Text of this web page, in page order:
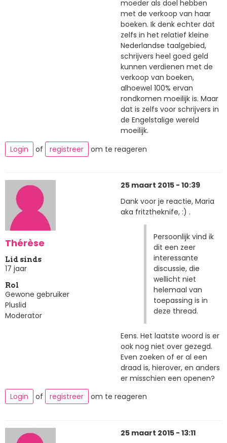
moeder als doel hebben
met de verkoop van haar
boeken. Ik denk echter dat
zelfs in het relatief kleine
Nederlandse taalgebied,
schrijvers heel goed geld
kunnen verdienen met de
verkoop van boeken,
alhoewel 100% ervan
rondkomen moeilijk is. Maar
dat is zelfs voor schrijvers in
de Engelstalige wereld
moeilijk.
Login
of registreer om te reageren
Thérèse
Lid sinds
17 jaar
Rol
Gewone gebruiker
Pluslid
Moderator
25 maart 2015 - 10:39
Dank voor je reactie, Maria
aka fritztheknife, :) .
Persoonlijk vind ik
dit een zeer
interessante
discussie, die
wellicht niet
helemaal van
toepassing is in
deze thread.
Eens. Het laatste woord is er
ook nog niet over gezegd.
Even zoeken of er al een
draad is, hierover, en anders
er misschien een openen?
Login
of registreer om te reageren
25 maart 2015 - 13:11